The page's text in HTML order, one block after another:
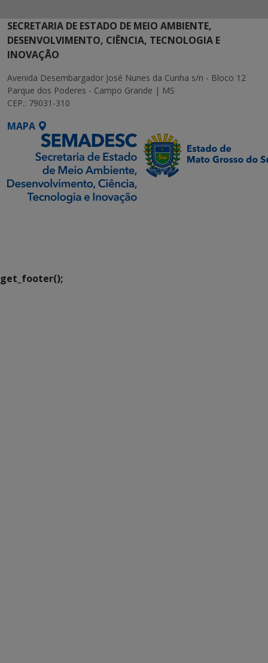
SECRETARIA DE ESTADO DE MEIO AMBIENTE,
DESENVOLVIMENTO, CIÊNCIA, TECNOLOGIA E
INOVAÇÃO
Avenida Desembargador José Nunes da Cunha s/n - Bloco 12
Parque dos Poderes - Campo Grande | MS
CEP.: 79031-310
MAPA
get_footer();